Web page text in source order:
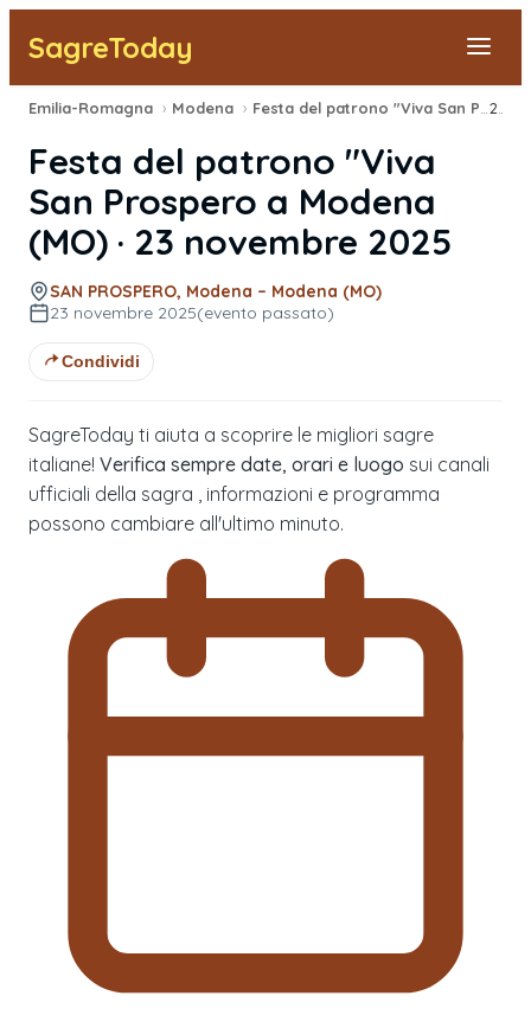
SagreToday
Segnala una sagra
Tutte le Sagre
Vicino a Me
Emilia-Romagna › Modena ›
Festa del patrono "Viva
San Prospero a Modena
(MO) · 23 novembre 2025
SAN PROSPERO, Modena – Modena (MO)
23 novembre 2025(evento passato)
Condividi
SagreToday ti aiuta a scoprire le migliori sagre
italiane! Verifica sempre date, orari e luogo sui canali
ufficiali della sagra , informazioni e programma
possono cambiare all'ultimo minuto.